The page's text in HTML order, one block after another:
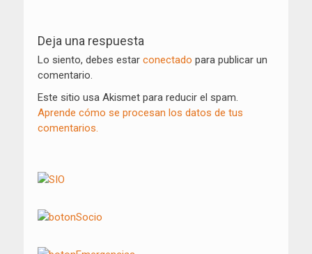
de
entradas
Deja una respuesta
Lo siento, debes estar conectado para publicar un
comentario.
Este sitio usa Akismet para reducir el spam.
Aprende cómo se procesan los datos de tus
comentarios.